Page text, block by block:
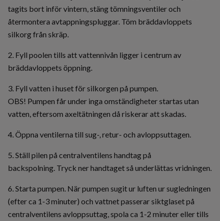
tagits bort inför vintern, stäng tömningsventiler och
återmontera avtappningspluggar. Töm bräddavloppets
silkorg från skräp.
2. Fyll poolen tills att vattennivån ligger i centrum av
bräddavloppets öppning.
3. Fyll vatten i huset för silkorgen på pumpen.
OBS! Pumpen får under inga omständigheter startas utan
vatten, eftersom axeltätningen då riskerar att skadas.
4. Öppna ventilerna till sug-, retur- och avloppsuttagen.
5. Ställ pilen på centralventilens handtag på
backspolning. Tryck ner handtaget så underlättas vridningen.
6. Starta pumpen. När pumpen sugit ur luften ur sugledningen
(efter ca 1-3 minuter) och vattnet passerar siktglaset på
centralventilens avloppsuttag, spola ca 1-2 minuter eller tills